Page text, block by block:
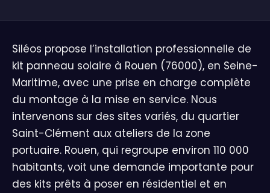
Siléos propose l’installation professionnelle de
kit panneau solaire à Rouen (76000), en Seine-
Maritime, avec une prise en charge complète
du montage à la mise en service. Nous
intervenons sur des sites variés, du quartier
Saint-Clément aux ateliers de la zone
portuaire. Rouen, qui regroupe environ 110 000
habitants, voit une demande importante pour
des kits prêts à poser en résidentiel et en